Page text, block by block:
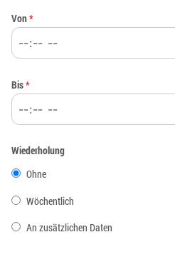
Von*
Bis*
Wiederholung
Ohne
Wöchentlich
An zusätzlichen Daten